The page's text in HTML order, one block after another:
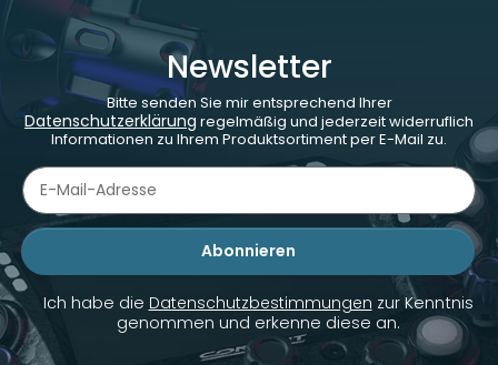
Newsletter
Bitte senden Sie mir entsprechend Ihrer
Datenschutzerklärung regelmäßig und jederzeit widerruflich
Informationen zu Ihrem Produktsortiment per E-Mail zu.
Abonnieren
Newsletter Abonnieren
Ich habe die Datenschutzbestimmungen zur Kenntnis
genommen und erkenne diese an.